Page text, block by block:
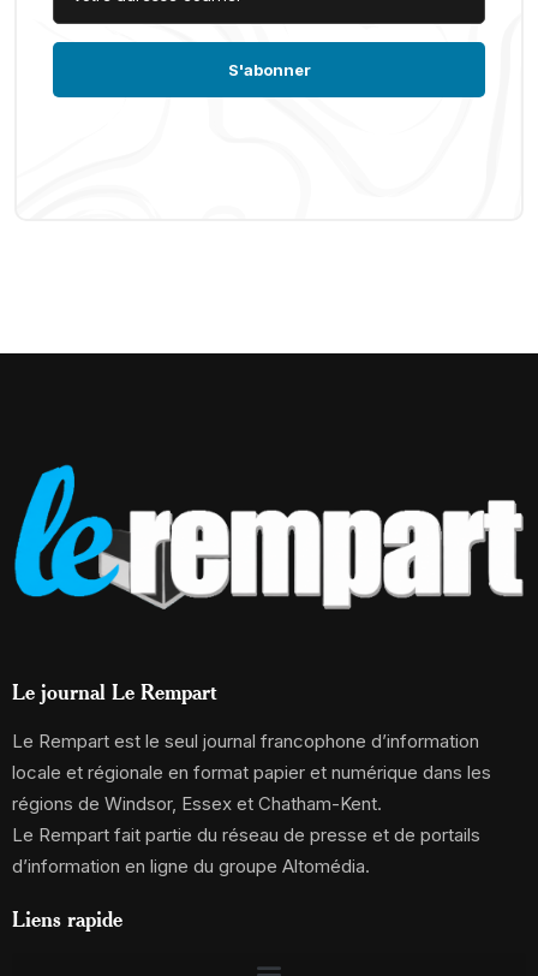
Le journal Le Rempart
Le Rempart est le seul journal francophone d’information
locale et régionale en format papier et numérique dans les
régions de Windsor, Essex et Chatham-Kent.
Le Rempart fait partie du réseau de presse et de portails
d’information en ligne du groupe Altomédia.
Liens rapide